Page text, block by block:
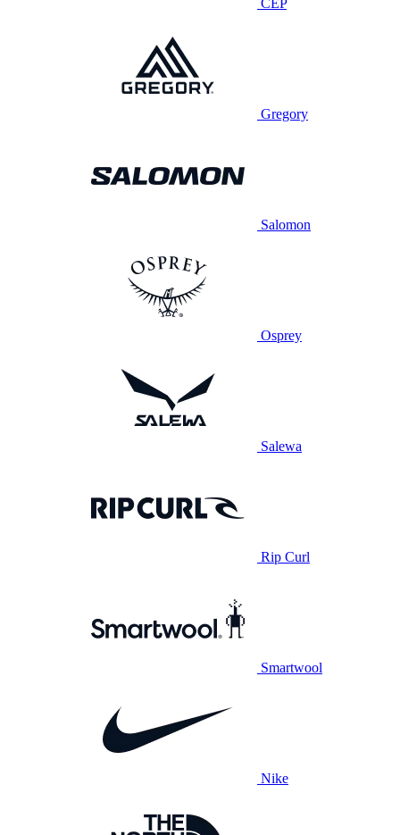
CEP
Gregory
Salomon
Osprey
Salewa
Rip Curl
Smartwool
Nike